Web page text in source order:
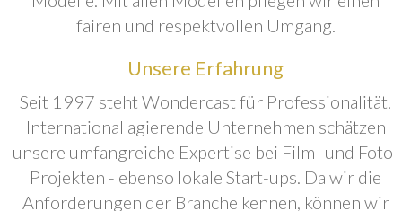
fairen und respektvollen Umgang.
Unsere Erfahrung
Seit 1997 steht Wondercast für Professionalität.
International agierende Unternehmen schätzen
unsere umfangreiche Expertise bei Film- und Foto-
Projekten - ebenso lokale Start-ups. Da wir die
Anforderungen der Branche kennen, können wir